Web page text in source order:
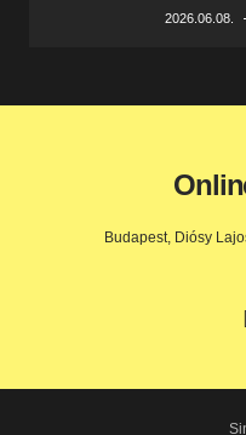
2026.06.08.
Budapest, Diósy